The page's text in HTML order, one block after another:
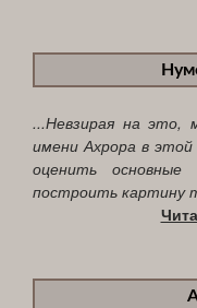
...Невзирая на это,
имени Ахрора в
оценить
построить картину